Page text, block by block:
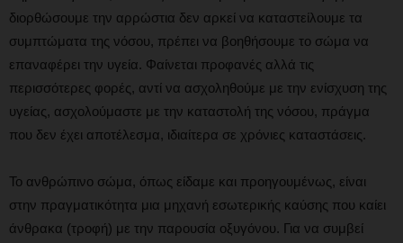
διορθώσουμε την αρρώστια δεν αρκεί να καταστείλουμε τα
συμπτώματα της νόσου, πρέπει να βοηθήσουμε το σώμα να
επαναφέρει την υγεία. Φαίνεται προφανές αλλά τις
περισσότερες φορές, αντί να ασχοληθούμε με την ενίσχυση της
υγείας, ασχολούμαστε με την καταστολή της νόσου, πράγμα
που δεν έχει αποτέλεσμα, ιδιαίτερα σε χρόνιες καταστάσεις.
Το ανθρώπινο σώμα, όπως είδαμε και προηγουμένως, είναι
στην πραγματικότητα μια μηχανή εσωτερικής καύσης που καίει
άνθρακα (τροφή) με την παρουσία οξυγόνου. Για να συμβεί